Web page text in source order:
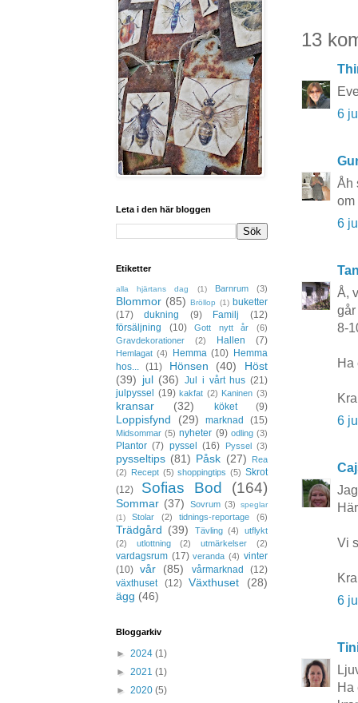
13
6
Åh
om
6
Å,
går
8-
Ha
6
Vi
6
Ha
Leta i den här bloggen
Etiketter
alla hjärtans dag (1) Barnrum (3)
Blommor (85) Bröllop (1) buketter
(17)
dukning (9) Familj
(12)
försäljning
(10) Gott nytt år
(6)
Gravdekorationer
(2) Hallen (7)
Hemlagat (4) Hemma (10) Hemma
hos...
(11) Hönsen (40)
Höst
(39) jul (36) Jul i vårt hus (21)
julpyssel
(19) kakfat (2) Kaninen (3)
kransar (32) köket (9)
Loppisfynd (29) marknad (15)
Midsommar (5) nyheter (9) odling (3)
Plantor (7) pyssel (16) Pyssel (3)
pysseltips (81) Påsk (27)
Rea
(2) Recept (5) shoppingtips (5) Skrot
(12)
Sofias Bod (164)
Sommar (37) Sovrum (3)
speglar
(1)
Stolar (2) tidnings-reportage (6)
Trädgård (39) Tävling (4)
utflykt
(2)
utlottning (2) utmärkelser (2)
vardagsrum (17) veranda (4) vinter
(10) vår (85) vårmarknad
(12)
växthuset
(12) Växthuset
(28)
ägg (46)
Bloggarkiv
► 2024 (1)
► 2021 (1)
► 2020 (5)